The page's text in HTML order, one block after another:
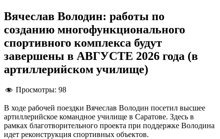
Вячеслав Володин: работы по
созданию многофункционального
спортивного комплекса будут
завершены в АВГУСТЕ 2026 года (в
артиллерийском училище)
Просмотры: 98
В ходе рабочей поездки Вячеслав Володин посетил высшее
артиллерийское командное училище в Саратове. Здесь в
рамках благотворительного проекта при поддержке Володина
идет реконструкция спортивных объектов.